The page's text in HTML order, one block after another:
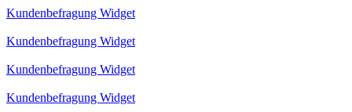
Kundenbefragung Widget
Kundenbefragung Widget
Kundenbefragung Widget
Kundenbefragung Widget